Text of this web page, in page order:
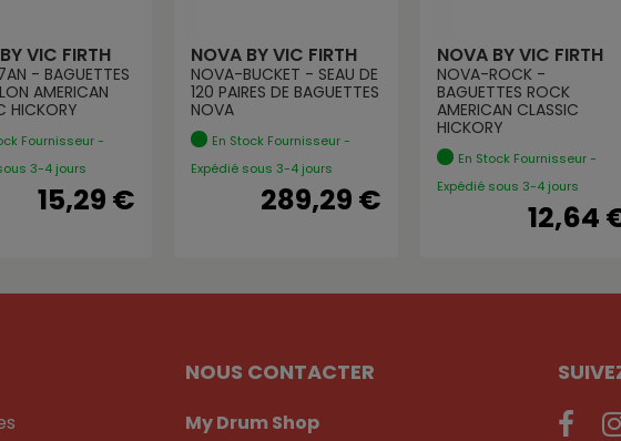
VIC FIRTH
- BAGUETTES
AMERICAN
HICKORY
Fournisseur -
3-4 jours
15,29 €
NOVA BY VIC FIRTH
NOVA-BUCKET - SEAU DE
120 PAIRES DE BAGUETTES
NOVA
En Stock Fournisseur -
Expédié sous 3-4 jours
289,29 €
NOVA BY VIC FIRTH
NOVA-ROCK -
BAGUETTES ROCK
AMERICAN CLASSIC
HICKORY
En Stock Fournisseur -
Expédié sous 3-4 jours
12,64
NOUS CONTACTER
My Drum Shop